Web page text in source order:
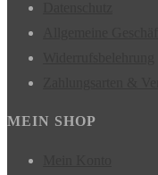
MEIN SHOP